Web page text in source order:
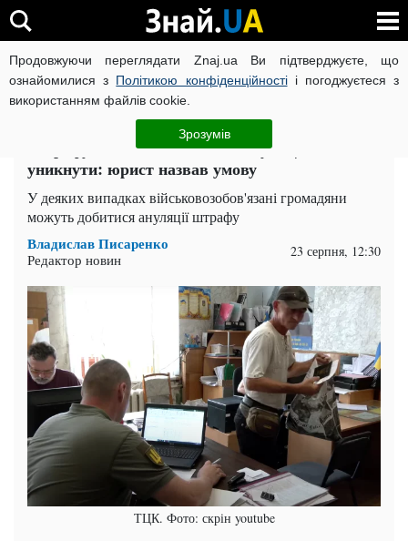
Продовжуючи переглядати Znaj.ua Ви підтверджуєте, що
ознайомилися з Політикою конфіденційностіі погоджуєтеся з
використанням файлів cookie.
Зрозумів
ВІЙНА РОСІЇ ПРОТИ УКРАЇНИ КОРОНАВІРУС В УКРАЇНІ
ЧИТАТЬ НА РУССКОМ
Штрафу за неоновлення даних у ТЦК можна
уникнути: юрист назвав умову
У деяких випадках військовозобов'язані громадяни
можуть добитися ануляції штрафу
Владислав Писаренко
Редактор новин 23 серпня, 12:30
ТЦК. Фото: скрін youtube